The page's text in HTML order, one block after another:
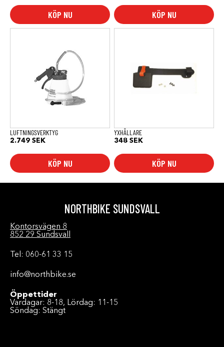
KÖP NU KÖP NU
LUFTNINGSVERKTYG
2.749 SEK
KÖP NU
YXHÅLLARE
348 SEK
KÖP NU
NORTHBIKE SUNDSVALL
Kontorsvägen 8
852 29 Sundsvall
Tel: 060-61 33 15
info@northbike.se
Öppettider
Vardagar: 8-18, Lördag: 11-15
Söndag: Stängt